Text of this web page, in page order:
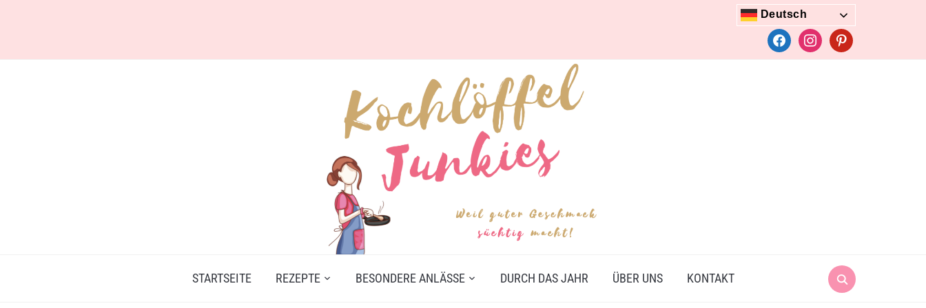
Deutsch
facebookinstagrampinterest
Search
for:
STARTSEITE REZEPTE BESONDERE ANLÄSSE DURCH DAS JAHR ÜBER UNS KONTAKT